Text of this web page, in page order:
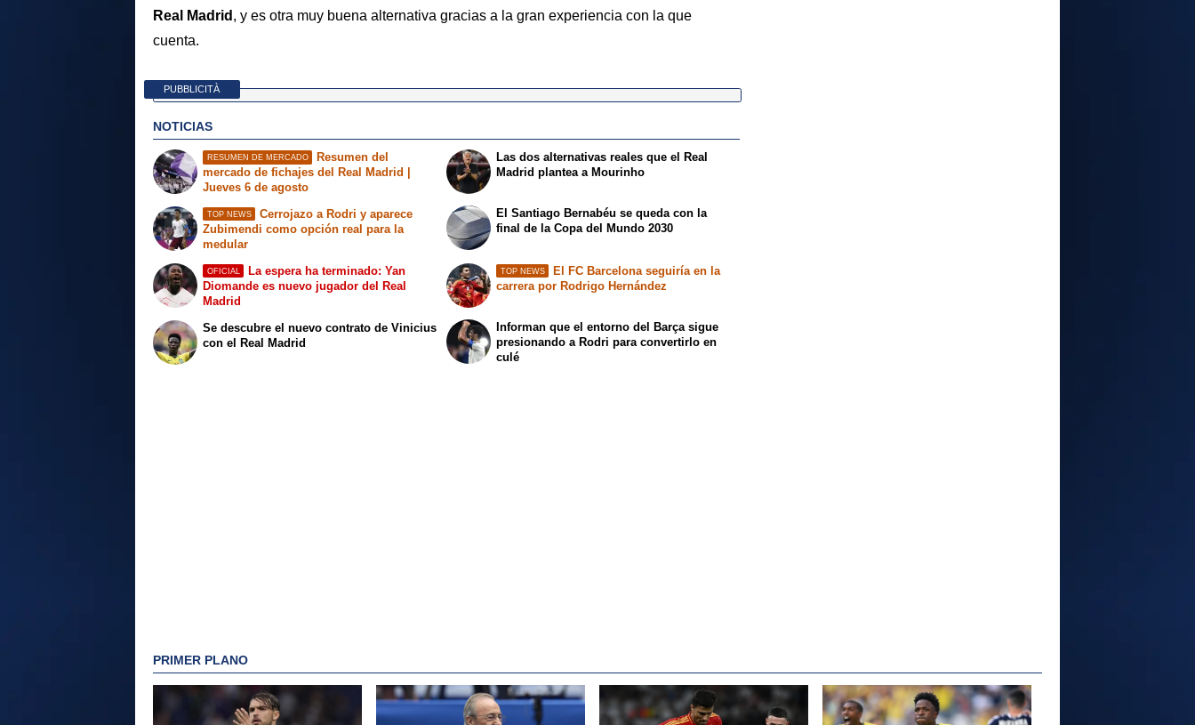
Real Madrid , y es otra muy buena alternativa gracias a la gran experiencia con la que
cuenta.
PUBBLICITÀ
NOTICIAS
RESUMEN DE MERCADO
Resumen del
mercado de fichajes del Real Madrid |
Jueves 6 de agosto
TOP NEWS
Cerrojazo a Rodri y aparece
Zubimendi como opción real para la
medular
Las dos alternativas reales que el Real
Madrid plantea a Mourinho
El Santiago Bernabéu se queda con la
final de la Copa del Mundo 2030
OFICIAL
La espera ha terminado: Yan
Diomande es nuevo jugador del Real
Madrid
Se descubre el nuevo contrato de Vinicius
con el Real Madrid
TOP NEWS
El FC Barcelona seguiría en la
carrera por Rodrigo Hernández
Informan que el entorno del Barça sigue
presionando a Rodri para convertirlo en
culé
PRIMER PLANO